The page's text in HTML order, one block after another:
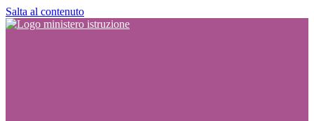
Salta al contenuto